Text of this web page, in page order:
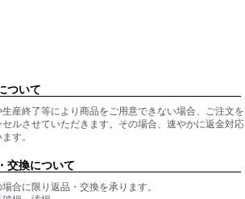
ついて
生産終了等により商品をご用意できない場合、ご注文を
セルさせていただきます。その場合、速やかに返金対応
す。
交換について
場合に限り返品・交換を承ります。